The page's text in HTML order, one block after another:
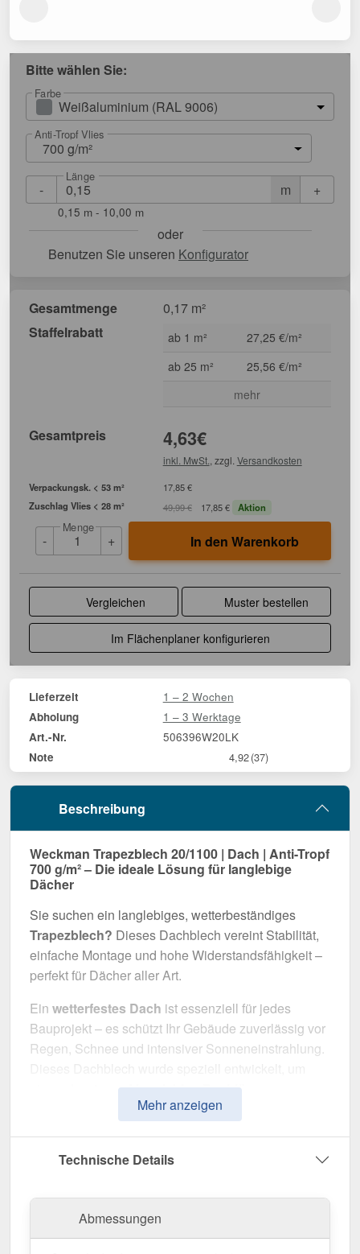
Bitte wählen Sie:
Farbe
Weißaluminium (RAL 9006)
Anti-Tropf Vlies
700 g/m²
- m
Länge
+
0,15 m - 10,00 m
oder
Benutzen Sie unseren Konfigurator
Gesamtmenge
0,17 m²
Staffelrabatt
ab 1 m²
27,25 €/m²
ab 25 m²
25,56 €/m²
mehr
Gesamtpreis 4,63€
inkl. MwSt. , zzgl. Versandkosten
Verpackungsk. < 53 m²
17,85 €
Zuschlag Vlies < 28 m²
49,99 € 17,85 € Aktion
-
Menge
+ In den Warenkorb
Vergleichen Muster bestellen
Im Flächenplaner konfigurieren
Lieferzeit 1 – 2 Wochen
Abholung 1 – 3 Werktage
Art.-Nr. 506396W20LK
Note 4,92(37)
Beschreibung
Weckman Trapezblech 20/1100 | Dach | Anti-Tropf
700 g/m² – Die ideale Lösung für langlebige
Dächer
Sie suchen ein langlebiges, wetterbeständiges
Trapezblech? Dieses Dachblech vereint Stabilität,
einfache Montage und hohe Widerstandsfähigkeit –
perfekt für Dächer aller Art.
Ein wetterfestes Dach ist essenziell für jedes
Bauprojekt – es schützt Ihr Gebäude zuverlässig vor
Regen, Schnee und intensiver Sonneneinstrahlung.
robuste und langlebige Dachlösung
bieten. Es überzeugt durch einfache Montage, hohe
0,63 mm, sorgt es für eine robuste Dachlösung. Die
Plattenbreite von 1,135 m
Nutzbreite von 1,10 mermöglichen eine schnelle
Mehr anzeigen
Technische Details
Abmessungen